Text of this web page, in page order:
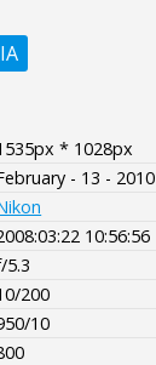
* 1028px
- 13 - 2010
10:56:56
5.3
200
10